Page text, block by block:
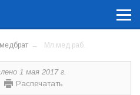
Мл.мед.раб.
1 мая 2017 г.
Распечатать